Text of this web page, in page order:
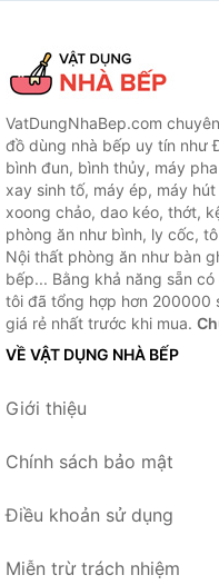
VatDungNhaBep.com
đồ dùng nhà bếp uy tín như
bình đun, bình thủy, máy
xay sinh tố, máy ép, máy
xoong chảo, dao kéo, thớt,
phòng ăn như bình, ly cốc,
Nội thất phòng ăn như bàn
bếp... Bằng khả năng sẵn
tôi đã tổng hợp hơn 200000
giá rẻ nhất trước khi mua.
VỀ VẬT DỤNG NHÀ BẾP
Giới thiệu
Chính sách bảo mật
Điều khoản sử dụng
Miễn trừ trách nhiệm